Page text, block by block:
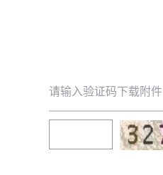
请输入验证码下载附件